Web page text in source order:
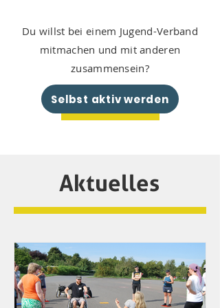
Du willst bei einem Jugend-Verband
mitmachen und mit anderen
zusammensein?
Selbst aktiv werden
Aktuelles